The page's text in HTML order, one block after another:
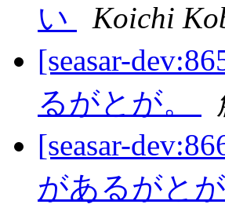
い
Koichi
[seasar-
るがとが。
[seasar-
があるがとが